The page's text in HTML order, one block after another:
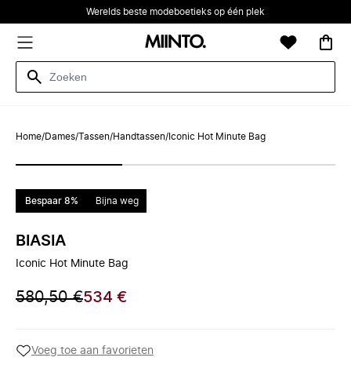
Werelds beste modeboetieks op één plek
Home/Dames/Tassen/Handtassen/ Iconic Hot Minute Bag
Bespaar 8% Bijna weg
BIASIA
Iconic Hot Minute Bag
580,50 €534 €
Voeg toe aan favorieten